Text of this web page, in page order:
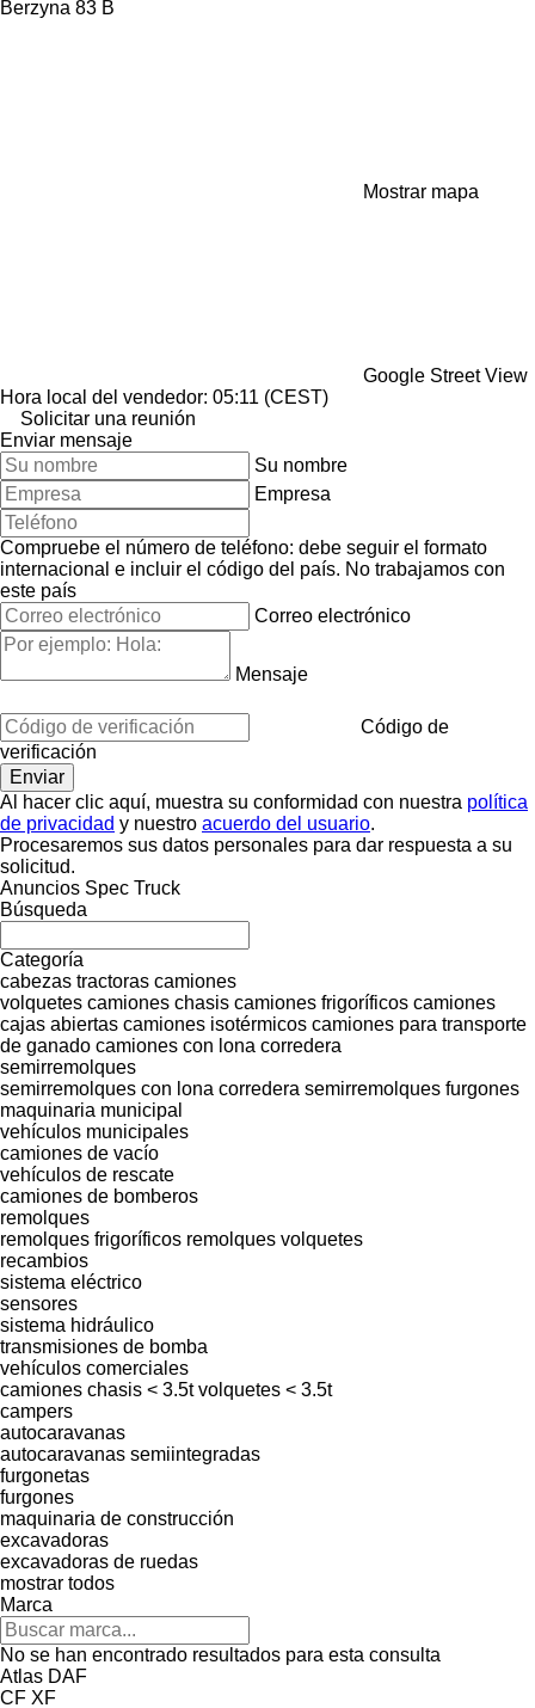
Berzyna 83 B
Mostrar mapa
Google Street View
Hora local del vendedor: 05:11 (CEST)
Solicitar una reunión
Enviar mensaje
Su nombre
Empresa
Compruebe el número de teléfono: debe seguir el formato
internacional e incluir el código del país. No trabajamos con
este país
Correo electrónico
Mensaje
Código de
verificación
Al hacer clic aquí, muestra su conformidad con nuestra política
de privacidad y nuestro acuerdo del usuario.
Procesaremos sus datos personales para dar respuesta a su
solicitud.
Anuncios Spec Truck
Búsqueda
Categoría
cabezas tractoras camiones
volquetes camiones chasis camiones frigoríficos camiones
cajas abiertas camiones isotérmicos camiones para transporte
de ganado camiones con lona corredera
semirremolques
semirremolques con lona corredera semirremolques furgones
maquinaria municipal
vehículos municipales
camiones de vacío
vehículos de rescate
camiones de bomberos
remolques
remolques frigoríficos remolques volquetes
recambios
sistema eléctrico
sensores
sistema hidráulico
transmisiones de bomba
vehículos comerciales
camiones chasis < 3.5t volquetes < 3.5t
campers
autocaravanas
autocaravanas semiintegradas
furgonetas
furgones
maquinaria de construcción
excavadoras
excavadoras de ruedas
mostrar todos
Marca
No se han encontrado resultados para esta consulta
Atlas DAF
CF XF